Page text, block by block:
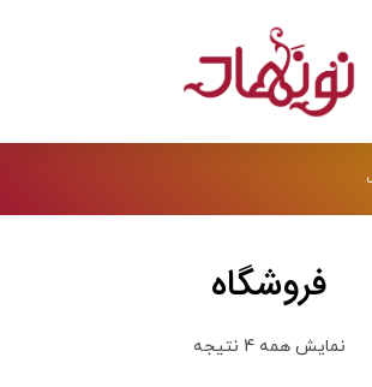
فروشگاه
نمایش همه 4 نتیجه